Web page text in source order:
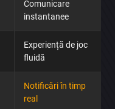
Comunicare
instantanee
Experiență de joc
fluidă
Notificări în timp
real